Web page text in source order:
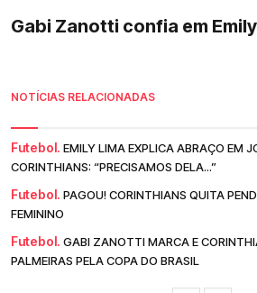
Gabi Zanotti confia em
NOTÍCIAS RELACIONADAS
Futebol. EMILY LIMA EXPLICA ABRAÇO EM
CORINTHIANS: “PRECISAMOS DELA...”
Futebol. PAGOU! CORINTHIANS QUITA
FEMININO
Futebol. GABI ZANOTTI MARCA E
PALMEIRAS PELA COPA DO BRASIL